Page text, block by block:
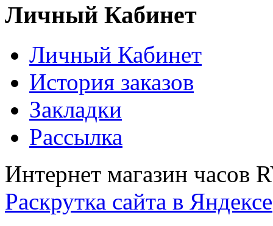
Личный Кабинет
Личный Кабинет
История заказов
Закладки
Рассылка
Интернет магазин часов
Раскрутка сайта в Яндексе